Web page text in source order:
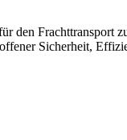
den Frachttransport
Sicherheit,